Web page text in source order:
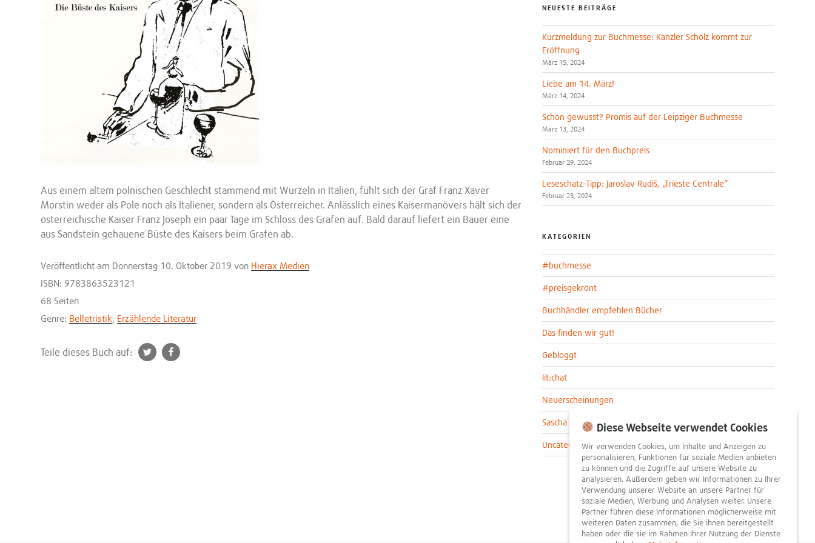
Aus einem altem polnischen Geschlecht stammend mit Wurzeln in Italien, fühlt sich der Graf Franz Xaver
Morstin weder als Pole noch als Italiener, sondern als Österreicher. Anlässlich eines Kaisermanövers hält sich der
österreichische Kaiser Franz Joseph ein paar Tage im Schloss des Grafen auf. Bald darauf liefert ein Bauer eine
aus Sandstein gehauene Büste des Kaisers beim Grafen ab.
Veröffentlicht am Donnerstag 10. Oktober 2019 von Hierax Medien
ISBN: 9783863523121
68 Seiten
Genre: Belletristik Erzählende Literatur
Teile dieses Buch auf:
t
f
NEUESTE BEITRÄGE
Kurzmeldung zur Buchmesse: Kanzler Scholz kommt zur
Eröffnung
März 15, 2024
Liebe am 14. März!
März 14, 2024
Schon gewusst? Promis auf der Leipziger Buchmesse
März 13, 2024
Nominiert für den Buchpreis
Februar 29, 2024
Leseschatz-Tipp: Jaroslav Rudiš, „Trieste Centrale“
Februar 23, 2024
KATEGORIEN
#buchmesse
#preisgekrönt
Buchhändler empfehlen Bücher
Das finden wir gut!
Gebloggt
lit:chat
Neuerscheinungen
Sascha im lit:blog
Uncategorized
Diese Webseite verwendet Cookies
Wir verwenden Cookies, um Inhalte und Anzeigen zu
personalisieren, Funktionen für soziale Medien anbieten
zu können und die Zugriffe auf unsere Website zu
analysieren. Außerdem geben wir Informationen zu Ihrer
Verwendung unserer Website an unsere Partner für
soziale Medien, Werbung und Analysen weiter. Unsere
Partner führen diese Informationen möglicherweise mit
weiteren Daten zusammen, die Sie ihnen bereitgestellt
haben oder die sie im Rahmen Ihrer Nutzung der Dienste